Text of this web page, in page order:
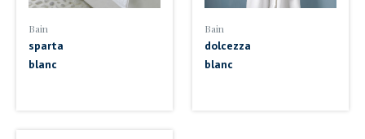
Bain
sparta
blanc
Bain
dolcezza
blanc